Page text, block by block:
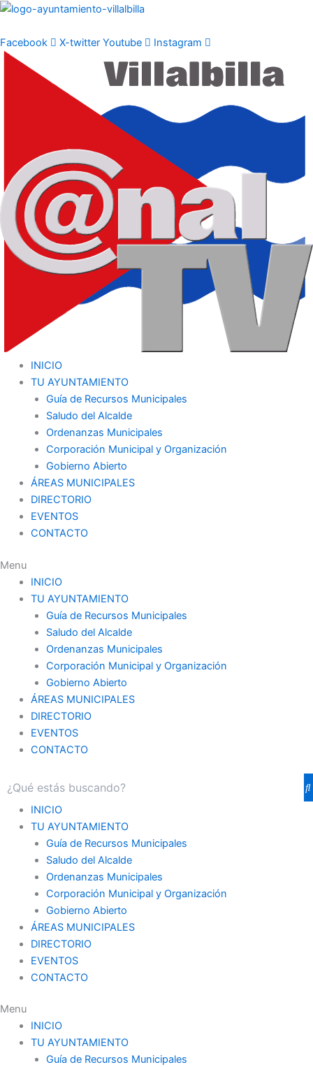
Ir
contenido
Facebook X-twitter Youtube Instagram
INICIO
TU AYUNTAMIENTO
Guía de Recursos Municipales
Saludo del Alcalde
Ordenanzas Municipales
Corporación Municipal y Organización
Gobierno Abierto
ÁREAS MUNICIPALES
DIRECTORIO
EVENTOS
CONTACTO
Menu
INICIO
TU AYUNTAMIENTO
Guía de Recursos Municipales
Saludo del Alcalde
Ordenanzas Municipales
Corporación Municipal y Organización
Gobierno Abierto
ÁREAS MUNICIPALES
DIRECTORIO
EVENTOS
CONTACTO
INICIO
TU AYUNTAMIENTO
Guía de Recursos Municipales
Saludo del Alcalde
Ordenanzas Municipales
Corporación Municipal y Organización
Gobierno Abierto
ÁREAS MUNICIPALES
DIRECTORIO
EVENTOS
CONTACTO
Menu
INICIO
TU AYUNTAMIENTO
Guía de Recursos Municipales